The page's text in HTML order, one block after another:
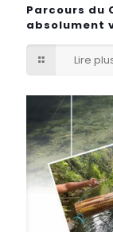
Parcours du
absolument
Lire